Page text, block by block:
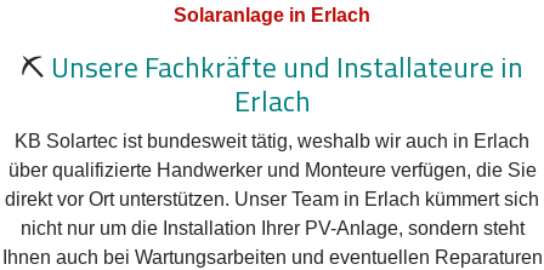
Solaranlage in Erlach
⛏️ Unsere Fachkräfte und Installateure in
Erlach
KB Solartec ist bundesweit tätig, weshalb wir auch in Erlach
über qualifizierte Handwerker und Monteure verfügen, die Sie
direkt vor Ort unterstützen. Unser Team in Erlach kümmert sich
nicht nur um die Installation Ihrer PV-Anlage, sondern steht
Ihnen auch bei Wartungsarbeiten und eventuellen Reparaturen